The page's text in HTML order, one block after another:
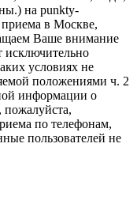
на punkty-
в Москве,
Ваше внимание
исключительно
условиях не
положениями ч. 2
информации о
пожалуйста,
по телефонам,
пользователей не